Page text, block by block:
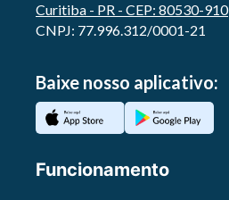
Curitiba - PR - CEP: 80530-910
CNPJ: 77.996.312/0001-21
Baixe nosso aplicativo:
Funcionamento